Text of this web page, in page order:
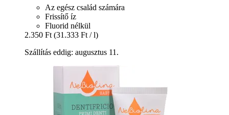
Az egész család számára
Frissítő íz
Fluorid nélkül
2.350 Ft (31.333 Ft / l)
Szállítás eddig: augusztus 11.